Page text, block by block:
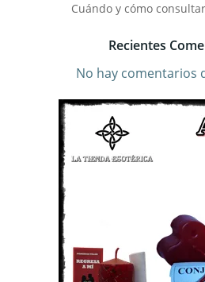
Cuándo y cómo
Recientes
No hay comentarios